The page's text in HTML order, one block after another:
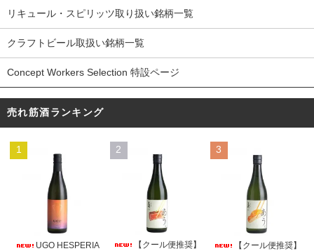
リキュール・スピリッツ取り扱い銘柄一覧
クラフトビール取扱い銘柄一覧
Concept Workers Selection 特設ページ
売れ筋酒ランキング
1
UGO HESPERIA
2
【クール便推奨】
3
【クール便推奨】